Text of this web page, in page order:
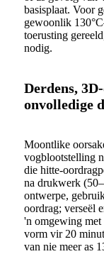
basisplaat. Voor
gewoonlik
toerusting
nodig.
Derdens,
onvolledige
Moontlike
vogblootstelling
die hitte-
na drukwerk
ontwerpe,
oordrag; verseël
'n omgewing
vorm vir 20
van nie meer as